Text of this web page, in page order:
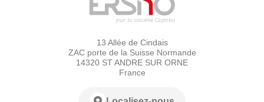
13 Allée de Cindais
ZAC porte de la Suisse Normande
14320 ST ANDRE SUR ORNE
France